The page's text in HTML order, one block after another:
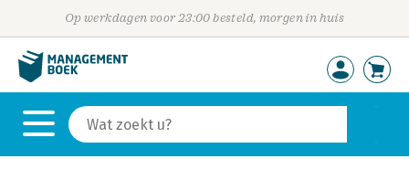
Op werkdagen voor 23:00 besteld, morgen in huis